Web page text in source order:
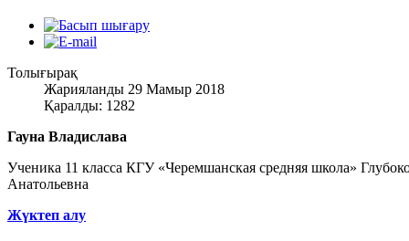
Толығырақ
Жарияланды 29 Мамыр 2018
Қаралды: 1282
Гауна Владислава
Ученика 11 класса КГУ «Черемшанская средняя школа»
Анатольевна
Жүктеп алу